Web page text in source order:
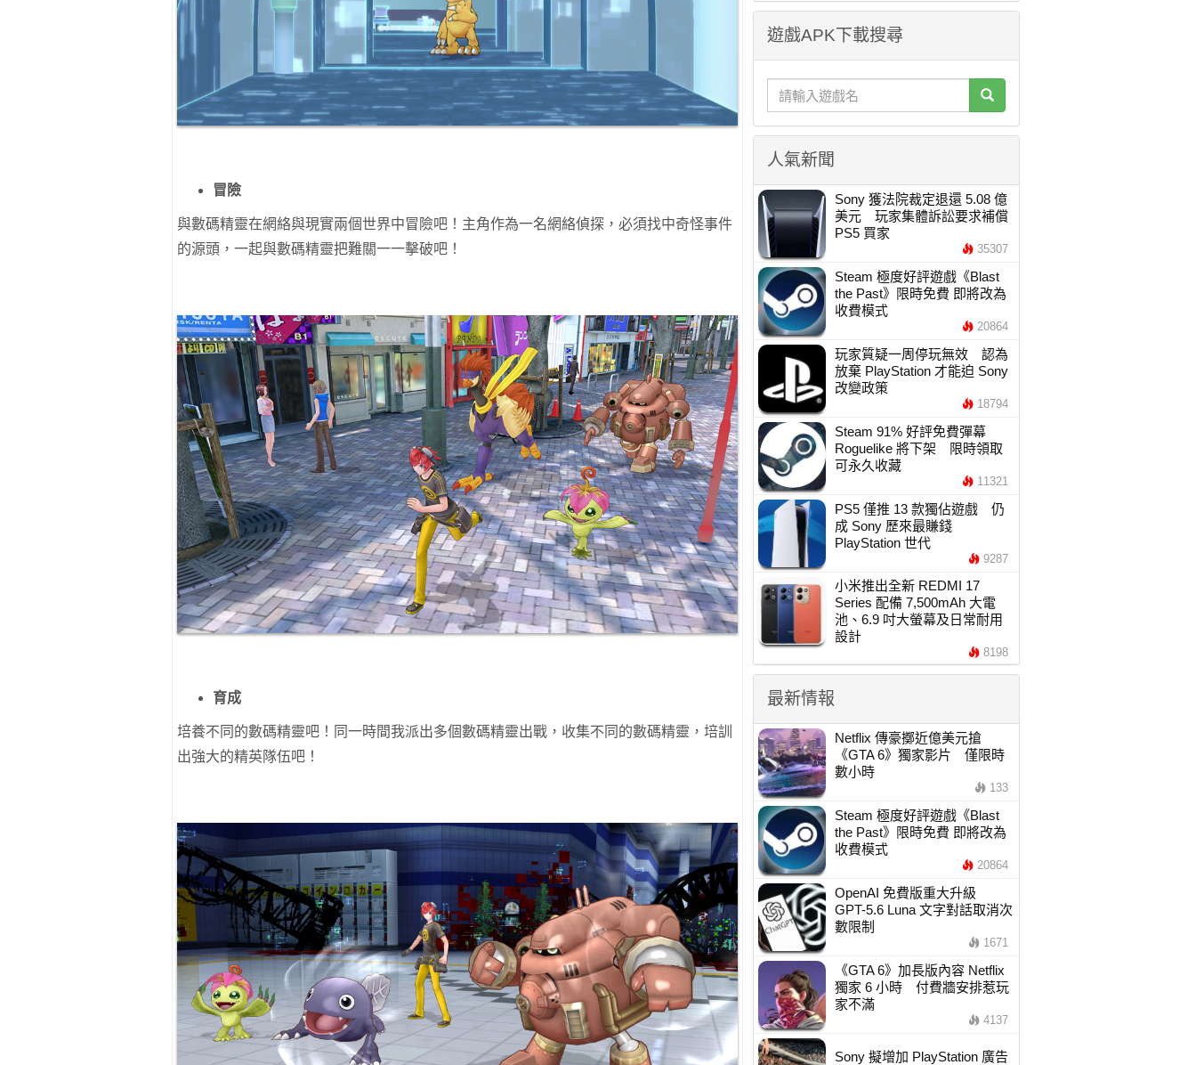
冒險
與數碼精靈在網絡與現實兩個世界中冒險吧！主角作為一名網絡偵探，必須找中奇怪事件
的源頭，一起與數碼精靈把難關一一擊破吧！
育成
培養不同的數碼精靈吧！同一時間我派出多個數碼精靈出戰，收集不同的數碼精靈，培訓
出強大的精英隊伍吧！
遊戲APK下載搜尋
人氣新聞
Sony 獲法院裁定退還 5.08 億
美元 玩家集體訴訟要求補償
PS5 買家
35307
Steam 極度好評遊戲《Blast
the Past》限時免費 即將改為
收費模式
20864
玩家質疑一周停玩無效 認為
放棄 PlayStation 才能迫 Sony
改變政策
18794
Steam 91% 好評免費彈幕
Roguelike 將下架 限時領取
可永久收藏
11321
PS5 僅推 13 款獨佔遊戲 仍
成 Sony 歷來最賺錢
PlayStation 世代
9287
小米推出全新 REDMI 17
Series 配備 7,500mAh 大電
池、6.9 吋大螢幕及日常耐用
設計
8198
最新情報
Netflix 傳豪擲近億美元搶
《GTA 6》獨家影片 僅限時
數小時
133
Steam 極度好評遊戲《Blast
the Past》限時免費 即將改為
收費模式
20864
OpenAI 免費版重大升級
GPT-5.6 Luna 文字對話取消次
數限制
1671
《GTA 6》加長版內容 Netflix
獨家 6 小時 付費牆安排惹玩
家不滿
4137
Sony 擬增加 PlayStation 廣告